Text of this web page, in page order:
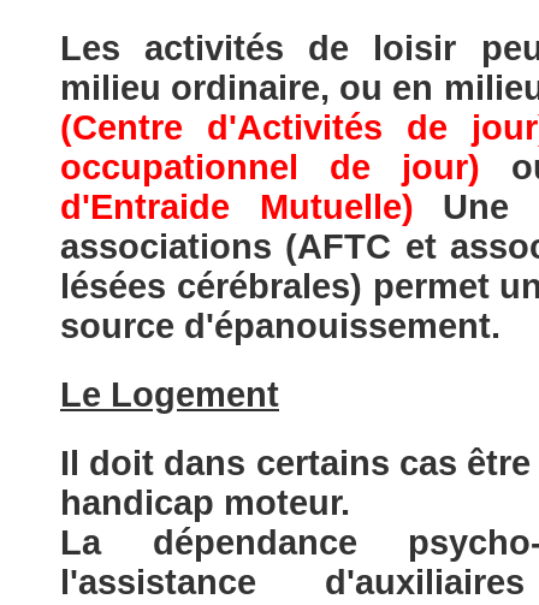
Les activités de loisir
milieu ordinaire, ou en
(Centre d'Activités de
occupationnel de jour)
d'Entraide Mutuelle) Une
associations (AFTC et
lésées cérébrales) permet
source d'épanouissement.
Le Logement
Il doit dans certains cas
handicap moteur.
La dépendance
l'assistance